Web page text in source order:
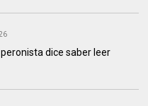
dice saber leer